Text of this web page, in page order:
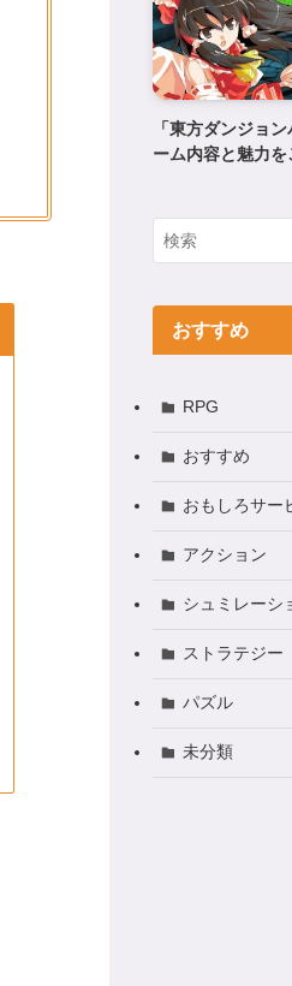
「東方ダンジョ
ーム内容と魅力を
おすすめ
RPG
おすすめ
おもしろサー
アクション
シュミレーシ
ストラテジー
パズル
未分類